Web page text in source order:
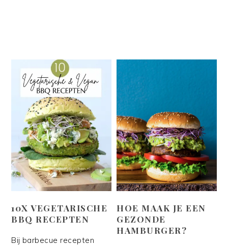
10X VEGETARISCHE
BBQ RECEPTEN
Bij barbecue recepten
HOE MAAK JE EEN
GEZONDE
HAMBURGER?